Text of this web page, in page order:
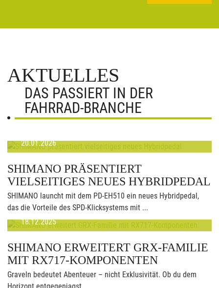
AKTUELLES
DAS PASSIERT IN DER
FAHRRAD-BRANCHE
20.01.2026
SHIMANO PRÄSENTIERT
VIELSEITIGES NEUES HYBRIDPEDAL
SHIMANO launcht mit dem PD-EH510 ein neues Hybridpedal,
das die Vorteile des SPD-Klicksystems mit ...
18.12.2025
SHIMANO ERWEITERT GRX-FAMILIE
MIT RX717-KOMPONENTEN
Graveln bedeutet Abenteuer – nicht Exklusivität. Ob du dem